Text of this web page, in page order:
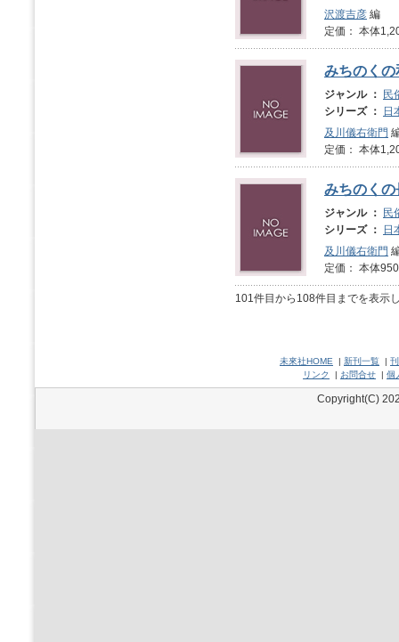
沢渡吉彦 編
定価： 本体
みちのくの
ジャンル ：
民
シリーズ ：
日
及川儀右衛門
定価： 本体
みちのくの
ジャンル ：
民
シリーズ ：
日
及川儀右衛門
定価： 本体
101件目から108件目までを表示
未來社HOME | 新刊一覧 |
リンク
| お問合せ | 個
Copyright(C)